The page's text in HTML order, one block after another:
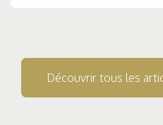
Découvrir tous les